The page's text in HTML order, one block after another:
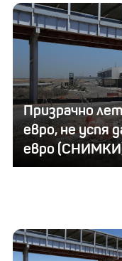
Призрачно
евро, не успя
евро